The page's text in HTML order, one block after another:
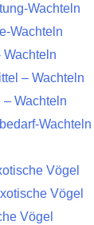
Wachteln
Wachteln
Wachteln
– Wachteln
– Wachteln
Wachteln
Vögel
Vögel
Vögel